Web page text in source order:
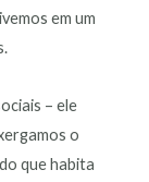
em um
– ele
o
que habita